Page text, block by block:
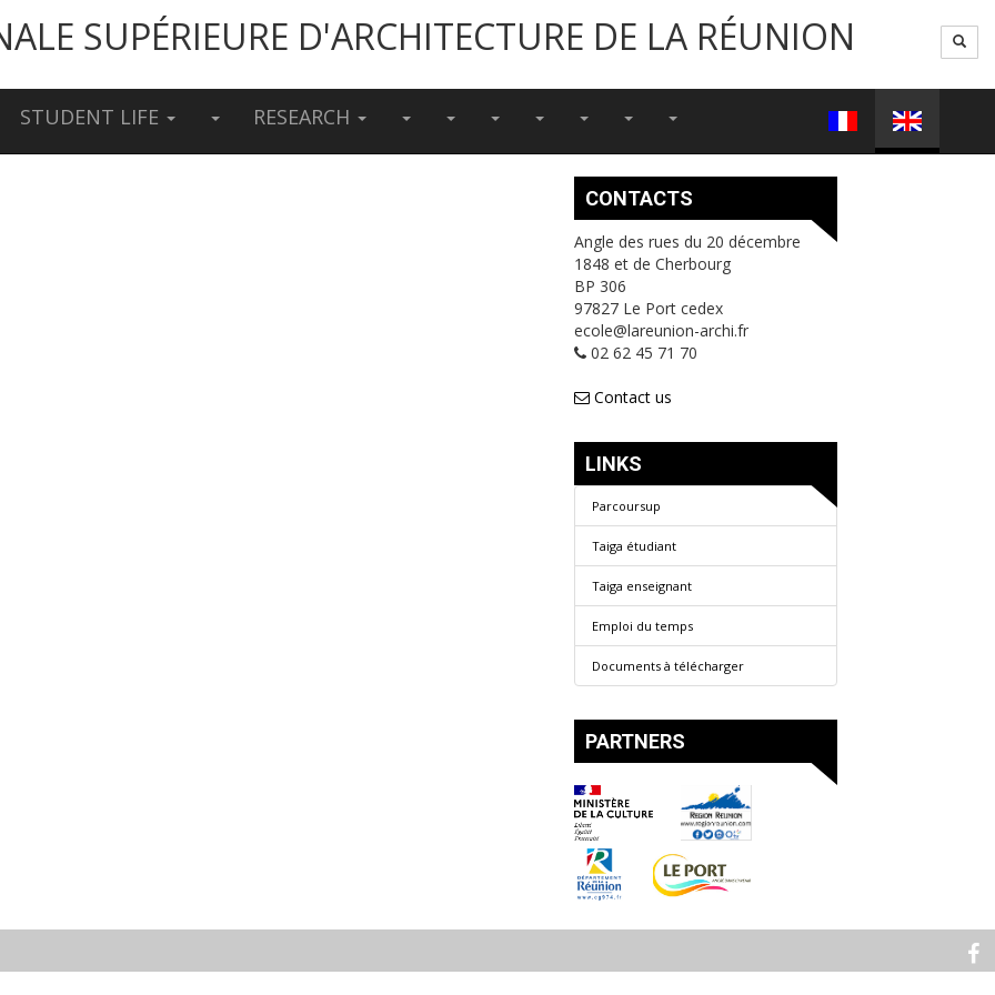
SUPÉRIEURE D'ARCHITECTURE DE LA RÉUNION
STUDENT LIFE RESEARCH
CONTACTS
Angle des rues du 20 décembre
1848 et de Cherbourg
BP 306
97827 Le Port cedex
ecole@lareunion-archi.fr
02 62 45 71 70
Contact us
LINKS
Parcoursup
Taiga étudiant
Taiga enseignant
Emploi du temps
Documents à télécharger
PARTNERS